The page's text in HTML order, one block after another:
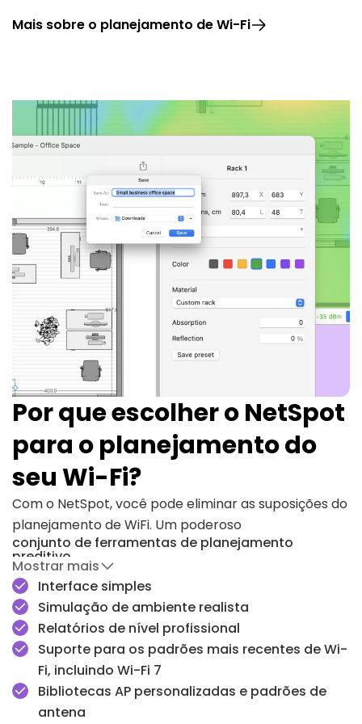
Mais sobre o planejamento de Wi-Fi
Por que escolher o NetSpot
para o planejamento do
seu Wi-Fi?
Com o NetSpot, você pode eliminar as suposições do
planejamento de WiFi. Um poderoso
conjunto de ferramentas de planejamento
preditivo
, personalização de AP e antenas, e simulação
realista do ambiente ajudam você a criar uma rede
que funciona bem desde o primeiro dia.
Mapas de calore levantamentos de campo
mundo real permitem que você verifique a
cobertura antes que problemas caros surjam. Seja
em uma configuração residencial ou em um grande
projeto corporativo, o NetSpot se adapta à sua
Mostrar mais
Interface simples
Simulação de ambiente realista
Relatórios de nível profissional
Suporte para os padrões mais recentes de Wi-
Fi, incluindo Wi-Fi 7
Bibliotecas AP personalizadas e padrões de
antena